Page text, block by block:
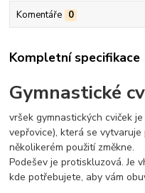
Komentáře 0
Kompletní specifikace
Gymnastické
vršek gymnastických cviček
vepřovice), která se
několikerém použití změkne.
Podešev je protiskluzová. Je
kde potřebujete, aby vám